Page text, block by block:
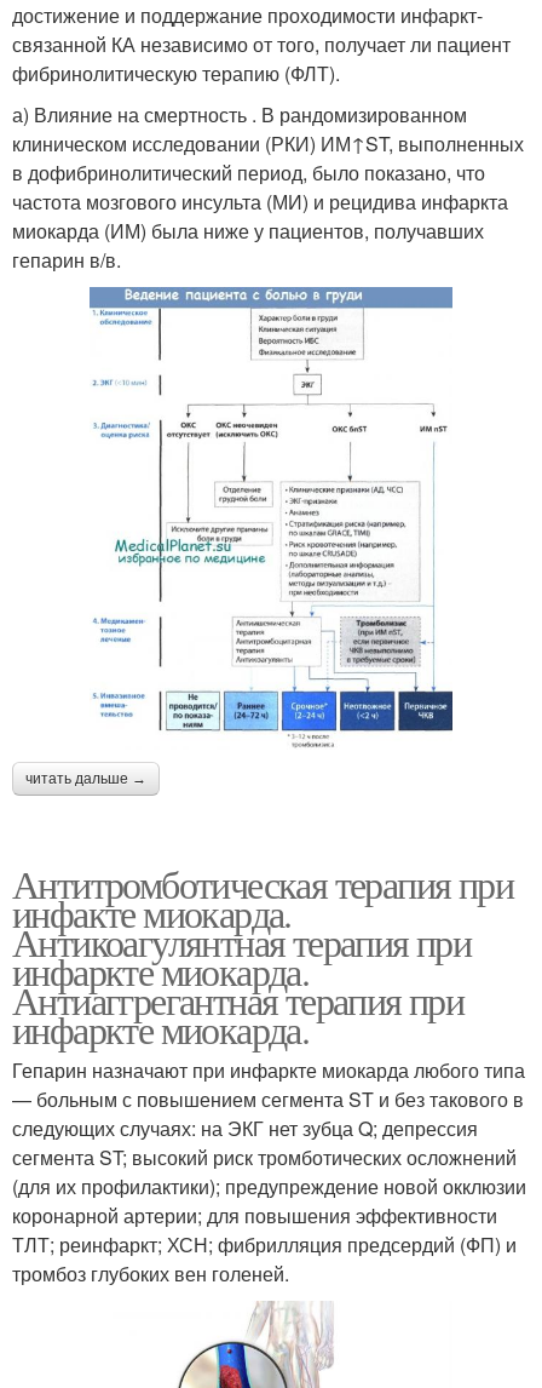
достижение и поддержание проходимости инфаркт-
связанной КА независимо от того, получает ли пациент
фибринолитическую терапию (ФЛТ).
а) Влияние на смертность . В рандомизированном
клиническом исследовании (РКИ) ИМ↑ST, выполненных
в дофибринолитический период, было показано, что
частота мозгового инсульта (МИ) и рецидива инфаркта
миокарда (ИМ) была ниже у пациентов, получавших
гепарин в/в.
читать дальше →
Антитромботическая терапия при
инфакте миокарда.
Антикоагулянтная терапия при
инфаркте миокарда.
Антиаггрегантная терапия при
инфаркте миокарда.
Гепарин назначают при инфаркте миокарда любого типа
— больным с повышением сегмента ST и без такового в
следующих случаях: на ЭКГ нет зубца Q; депрессия
сегмента ST; высокий риск тромботических осложнений
(для их профилактики); предупреждение новой окклюзии
коронарной артерии; для повышения эффективности
ТЛТ; реинфаркт; ХСН; фибрилляция предсердий (ФП) и
тромбоз глубоких вен голеней.